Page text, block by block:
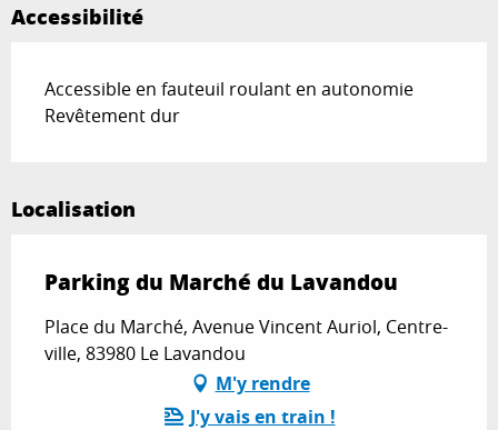
Accessibilité
Accessible en fauteuil roulant en autonomie
Revêtement dur
Localisation
Parking du Marché du Lavandou
Place du Marché, Avenue Vincent Auriol, Centre-
ville, 83980 Le Lavandou
M'y rendre
J'y vais en train !